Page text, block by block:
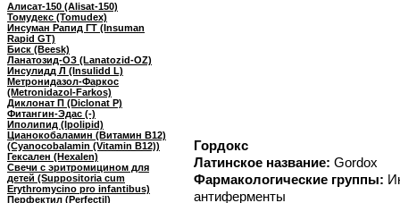
Алисат-150 (Alisat-150)
Томудекс (Tomudex)
Инсуман Рапид ГТ (Insuman
Rapid GT)
Биск (Beesk)
Ланатозид-ОЗ (Lanatozid-OZ)
Инсулидд Л (Insulidd L)
Метронидазол-Фаркос
(Metronidazol-Farkos)
Диклонат П (Diclonat P)
Фитангин-Эдас (-)
Иполипид (Ipolipid)
Цианокобаламин (Витамин B12)
(Cyanocobalamin (Vitamin B12))
Гексален (Hexalen)
Свечи с эритромицином для
детей (Suppositoria cum
Erythromycino pro infantibus)
Перфектил (Perfectil)
Гордокс
Латинское название: Gordox
Фармакологические группы:
антиферменты